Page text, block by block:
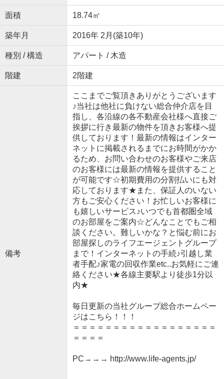
面積 18.74㎡
築年月 2016年 2月(築10年)
種別 / 構造 アパート / 木造
階建 2階建
備考
ここまでご覧頂きありがとうございます
♪当社は他社に負けない総合仲介店を目
指し、各沿線の各不動産会社様へ直接ご
挨拶に行き最新の物件を頂きお客様へ提
供しております！最新の情報はインター
ネットに掲載されるまでにお時間がかか
るため、お問い合わせのお客様やご来店
のお客様には最新の情報を提供すること
が可能です☆初期費用の分割払いにも対
応しております★また、保証人のいない
方もご安心ください！お忙しいお客様に
も嬉しいサービス♪いつでも首都圏全域
のお部屋をご案内☆どんなことでもご相
談ください。難しいかな？と悩む前にお
部屋探しのライフエージェントグループ
まで！インターネットの手続♪引越し業
者手配♪家電の回収作業etc..お気軽にご連
絡ください★各線主要駅より徒歩1分以
内★
毎日更新の当社グループ総合ホームペー
ジはこちら！！！
＝＝＝＝＝＝＝＝＝＝＝＝＝＝＝＝＝＝
＝＝＝＝
PC→→→ http://www.life-agents.jp/